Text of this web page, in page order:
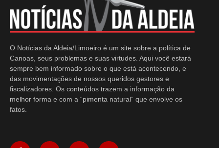
O Notícias da Aldeia/Limoeiro é um site sobre a política de
Canoas, seus problemas e suas virtudes. Aqui você estará
sempre bem informado sobre o que está acontecendo, e
das movimentações de nossos queridos gestores e
fiscalizadores. Os conteúdos trazem a informação da
melhor forma e com a “pimenta natural” que envolve os
fatos.